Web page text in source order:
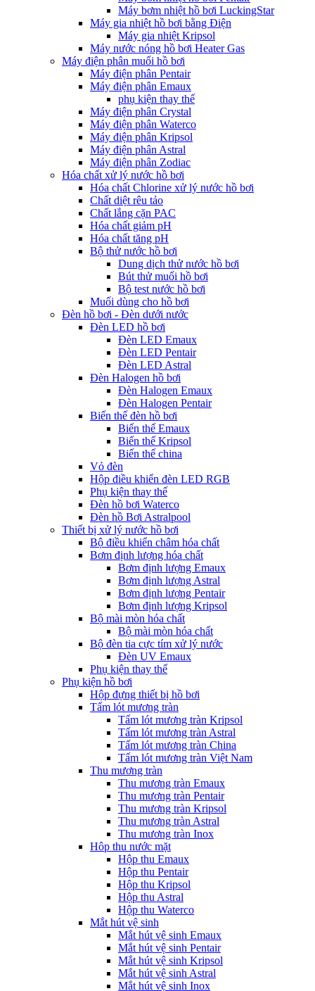
Máy bơm nhiệt hồ bơi LuckingStar
Máy gia nhiệt hồ bơi bằng Điện
Máy gia nhiệt Kripsol
Máy nước nóng hồ bơi Heater Gas
Máy điện phân muối hồ bơi
Máy điện phân Pentair
Máy điện phân Emaux
phụ kiện thay thế
Máy điện phân Crystal
Máy điện phân Waterco
Máy điện phân Kripsol
Máy điện phân Astral
Máy điện phân Zodiac
Hóa chất xử lý nước hồ bơi
Hóa chất Chlorine xử lý nước hồ bơi
Chất diệt rêu tảo
Chất lắng cặn PAC
Hóa chất giảm pH
Hóa chất tăng pH
Bộ thử nước hồ bơi
Dung dịch thử nước hồ bơi
Bút thử muối hồ bơi
Bộ test nước hồ bơi
Muối dùng cho hồ bơi
Đèn hồ bơi - Đèn dưới nước
Đèn LED hồ bơi
Đèn LED Emaux
Đèn LED Pentair
Đèn LED Astral
Đèn Halogen hồ bơi
Đèn Halogen Emaux
Đèn Halogen Pentair
Biến thế đèn hồ bơi
Biến thế Emaux
Biến thế Kripsol
Biến thế china
Vỏ đèn
Hộp điều khiển đèn LED RGB
Phụ kiện thay thế
Đèn hồ bơi Waterco
Đèn hồ Bơi Astralpool
Thiết bị xử lý nước hồ bơi
Bộ điều khiển châm hóa chất
Bơm định lượng hóa chất
Bơm định lượng Emaux
Bơm định lượng Astral
Bơm định lượng Pentair
Bơm định lượng Kripsol
Bộ mài mòn hóa chất
Bộ mài mòn hóa chất
Bộ đèn tia cực tím xử lý nước
Đèn UV Emaux
Phụ kiện thay thế
Phụ kiện hồ bơi
Hộp đựng thiết bị hồ bơi
Tấm lót mương tràn
Tấm lót mương tràn Kripsol
Tấm lót mương tràn Astral
Tấm lót mương tràn China
Tấm lót mương tràn Việt Nam
Thu mương tràn
Thu mương tràn Emaux
Thu mương tràn Pentair
Thu mương tràn Kripsol
Thu mương tràn Astral
Thu mương tràn Inox
Hôp thu nước mặt
Hộp thu Emaux
Hộp thu Pentair
Hộp thu Kripsol
Hộp thu Astral
Hộp thu Waterco
Mắt hút vệ sinh
Mắt hút vệ sinh Emaux
Mắt hút vệ sinh Pentair
Mắt hút vệ sinh Kripsol
Mắt hút vệ sinh Astral
Mắt hút vệ sinh Inox